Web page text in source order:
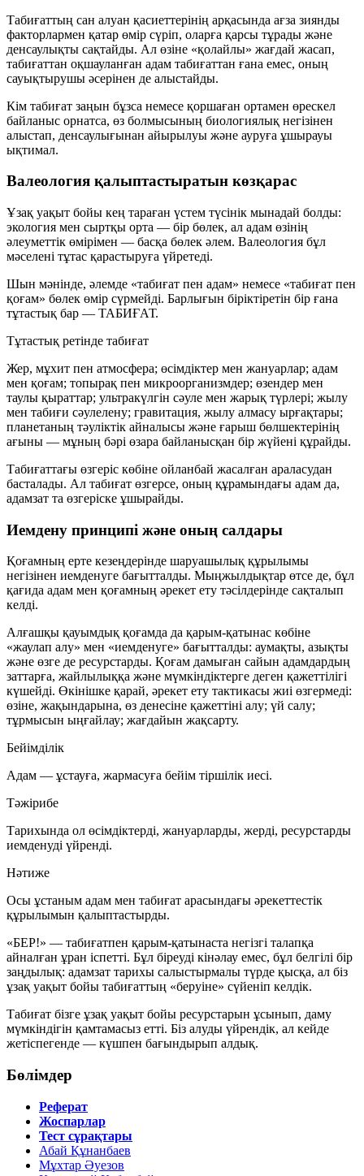
Табиғаттың сан алуан қасиеттерінің арқасында ағза зиянды
факторлармен қатар өмір сүріп, оларға қарсы тұрады және
денсаулықты сақтайды. Ал өзіне «қолайлы» жағдай жасап,
табиғаттан оқшауланған адам табиғаттан ғана емес, оның
сауықтырушы әсерінен де алыстайды.
Кім табиғат заңын бұзса немесе қоршаған ортамен өрескел
байланыс орнатса, өз болмысының биологиялық негізінен
алыстап, денсаулығынан айырылуы және ауруға ұшырауы
ықтимал.
Валеология қалыптастыратын көзқарас
Ұзақ уақыт бойы кең тараған үстем түсінік мынадай болды:
экология мен сыртқы орта — бір бөлек, ал адам өзінің
әлеуметтік өмірімен — басқа бөлек әлем. Валеология бұл
мәселені тұтас қарастыруға үйретеді.
Шын мәнінде, әлемде «табиғат пен адам» немесе «табиғат пен
қоғам» бөлек өмір сүрмейді. Барлығын біріктіретін бір ғана
тұтастық бар — ТАБИҒАТ.
Тұтастық ретінде табиғат
Жер, мұхит пен атмосфера; өсімдіктер мен жануарлар; адам
мен қоғам; топырақ пен микроорганизмдер; өзендер мен
таулы қыраттар; ультракүлгін сәуле мен жарық түрлері; жылу
мен табиғи сәулелену; гравитация, жылу алмасу ырғақтары;
планетаның тәуліктік айналысы және ғарыш бөлшектерінің
ағыны — мұның бәрі өзара байланысқан бір жүйені құрайды.
Табиғаттағы өзгеріс көбіне ойланбай жасалған араласудан
басталады. Ал табиғат өзгерсе, оның құрамындағы адам да,
адамзат та өзгеріске ұшырайды.
Иемдену принципі және оның салдары
Қоғамның ерте кезеңдерінде шаруашылық құрылымы
негізінен иемденуге бағытталды. Мыңжылдықтар өтсе де, бұл
қағида адам мен қоғамның әрекет ету тәсілдерінде сақталып
келді.
Алғашқы қауымдық қоғамда да қарым-қатынас көбіне
«жаулап алу» мен «иемденуге» бағытталды: аумақты, азықты
және өзге де ресурстарды. Қоғам дамыған сайын адамдардың
заттарға, жайлылыққа және мүмкіндіктерге деген қажеттілігі
күшейді. Өкінішке қарай, әрекет ету тактикасы жиі өзгермеді:
өзіне, жақындарына, өз денесіне қажеттіні алу; үй салу;
тұрмысын ыңғайлау; жағдайын жақсарту.
Бейімділік
Адам — ұстауға, жармасуға бейім тіршілік иесі.
Тәжірибе
Тарихында ол өсімдіктерді, жануарларды, жерді, ресурстарды
иемденуді үйренді.
Нәтиже
Осы ұстаным адам мен табиғат арасындағы әрекеттестік
құрылымын қалыптастырды.
«БЕР!» — табиғатпен қарым-қатынаста негізгі талапқа
айналған ұран іспетті. Бұл біреуді кінәлау емес, бұл белгілі бір
заңдылық: адамзат тарихы салыстырмалы түрде қысқа, ал біз
ұзақ уақыт бойы табиғаттың «беруіне» сүйеніп келдік.
Табиғат бізге ұзақ уақыт бойы ресурстарын ұсынып, даму
мүмкіндігін қамтамасыз етті. Біз алуды үйрендік, ал кейде
жетіспегенде — күшпен бағындырып алдық.
Бөлімдер
Реферат
Жоспарлар
Тест сұрақтары
Абай Құнанбаев
Мұхтар Әуезов